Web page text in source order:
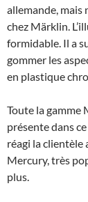
allemande, mais
chez Märklin.
formidable. Il a
gommer les
en plastique
Toute la gamme
présente dans
réagi la clientèle
Mercury, très
plus.